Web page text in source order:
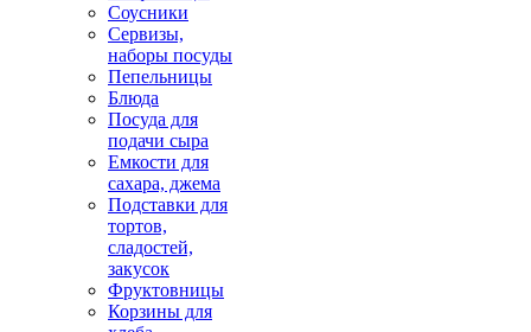
Соусники
Сервизы,
наборы посуды
Пепельницы
Блюда
Посуда для
подачи сыра
Емкости для
сахара, джема
Подставки для
тортов,
сладостей,
закусок
Фруктовницы
Корзины для